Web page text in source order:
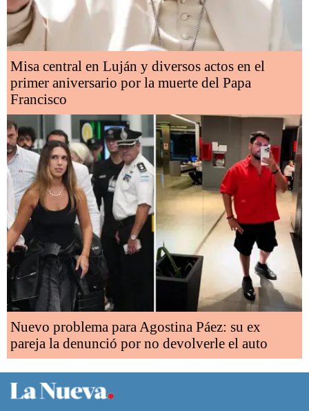
Misa central en Luján y diversos actos en el
primer aniversario por la muerte del Papa
Francisco
Nuevo problema para Agostina Páez: su ex
pareja la denunció por no devolverle el auto